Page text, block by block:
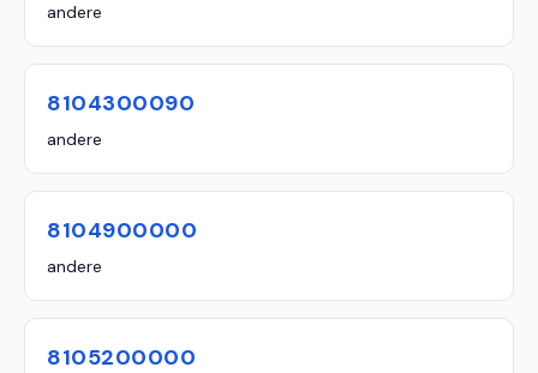
andere
8104300090
andere
8104900000
andere
8105200000